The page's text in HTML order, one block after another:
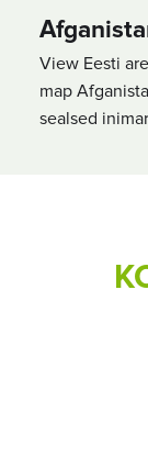
View Eesti
map
sealsed